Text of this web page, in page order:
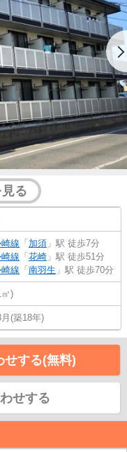
る
線 「 加須 」駅 徒歩7分
線 「 花崎 」駅 徒歩51分
線 「 南羽生 」駅 徒歩70分
)
(築18年)
せする(無料)
せする